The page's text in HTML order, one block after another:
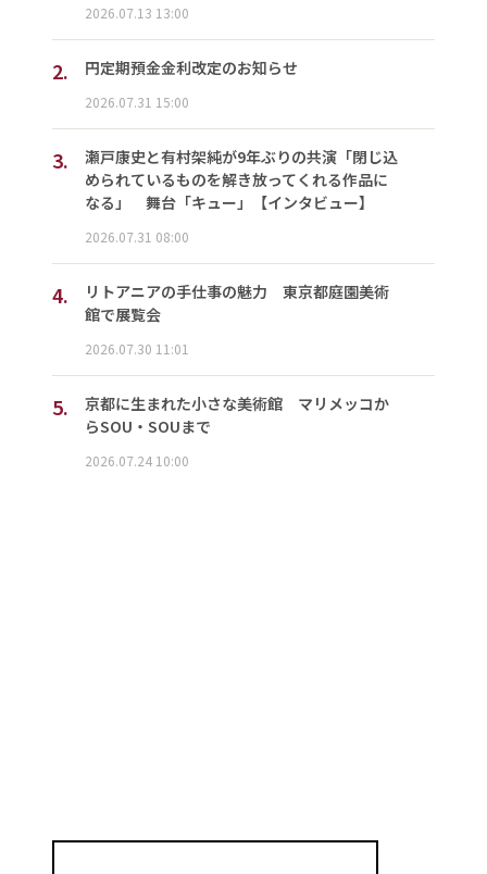
2026.07.13 13:00
2. 円定期預金金利改定のお知らせ
2026.07.31 15:00
3.
瀬戸康史と有村架純が9年ぶりの共演「閉じ込
められているものを解き放ってくれる作品に
なる」 舞台「キュー」【インタビュー】
2026.07.31 08:00
4.
リトアニアの手仕事の魅力 東京都庭園美術
館で展覧会
2026.07.30 11:01
5.
京都に生まれた小さな美術館 マリメッコか
らSOU・SOUまで
2026.07.24 10:00